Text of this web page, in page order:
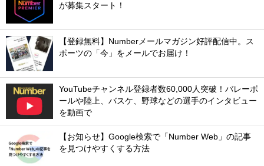
が募集スタート！
【登録無料】Numberメールマガジン好評配信中。ス
ポーツの「今」をメールでお届け！
YouTubeチャンネル登録者数60,000人突破！バレーボ
ールや陸上、バスケ、野球などの選手のインタビュー
を動画で
【お知らせ】Google検索で「Number Web」の記事
を見つけやすくする方法